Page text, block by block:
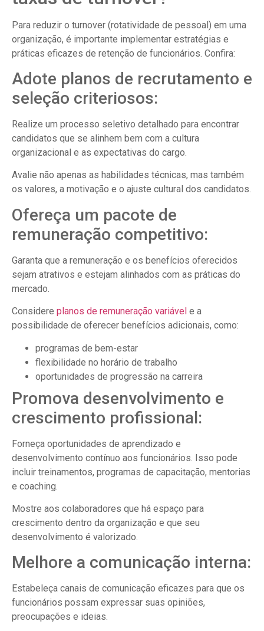
Para reduzir o turnover (rotatividade de pessoal) em uma
organização, é importante implementar estratégias e
práticas eficazes de retenção de funcionários. Confira:
Adote planos de recrutamento e
seleção criteriosos:
Realize um processo seletivo detalhado para encontrar
candidatos que se alinhem bem com a cultura
organizacional e as expectativas do cargo.
Avalie não apenas as habilidades técnicas, mas também
os valores, a motivação e o ajuste cultural dos candidatos.
Ofereça um pacote de
remuneração competitivo:
Garanta que a remuneração e os benefícios oferecidos
sejam atrativos e estejam alinhados com as práticas do
mercado.
Considere planos de remuneração variável e a
possibilidade de oferecer benefícios adicionais, como:
programas de bem-estar
flexibilidade no horário de trabalho
oportunidades de progressão na carreira
Promova desenvolvimento e
crescimento profissional:
Forneça oportunidades de aprendizado e
desenvolvimento contínuo aos funcionários. Isso pode
incluir treinamentos, programas de capacitação, mentorias
e coaching.
Mostre aos colaboradores que há espaço para
crescimento dentro da organização e que seu
desenvolvimento é valorizado.
Melhore a comunicação interna:
Estabeleça canais de comunicação eficazes para que os
funcionários possam expressar suas opiniões,
preocupações e ideias.